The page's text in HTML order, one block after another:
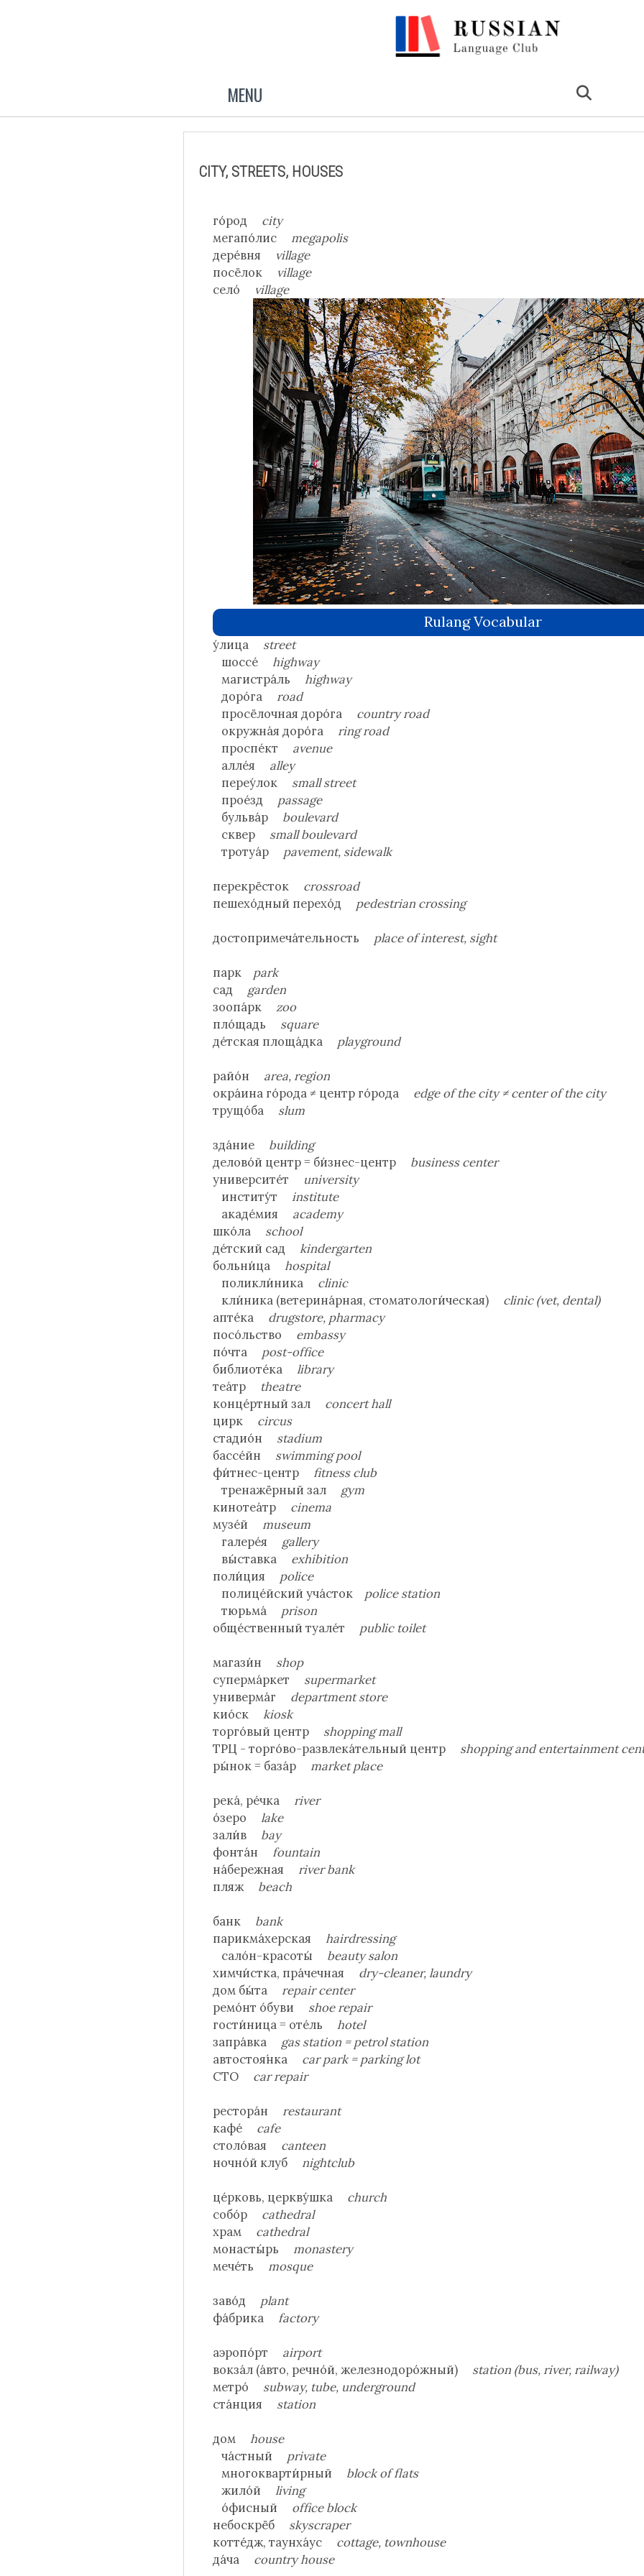
MENU
CITY, STREETS, HOUSES
го́род city
мегапо́лис megapolis
дере́вня village
посёлок village
село́ village
Rulang Vocabular
у́лица street
шоссе́highway
магистра́льhighway
доро́га road
просёлочная доро́га country road
окружна́я доро́га ring road
проспе́кт avenue
алле́я alley
переу́лок small street
прое́зд passage
бульва́р
boulevard
сквер small boulevard
тротуа́р pavement, sidewalk
перекрёсток crossroad
пешехо́дный перехо́д pedestrian crossing
достопримеча́тельность place of interest, sight
парк park
сад garden
зоопа́ркzoo
пло́щадь square
де́тская площа́дка playground
райо́н area, region
окра́ина го́рода ≠ центр го́рода edge of the city ≠ center of the city
трущо́ба slum
зда́ние building
делово́й центр = би́знес-центр
business center
университе́т university
институ́т institute
акаде́мия academy
шко́ла school
де́тский садkindergarten
больни́цаhospital
поликли́ника clinic
кли́ника (ветерина́рная, стоматологи́ческая) clinic (vet, dental)
апте́ка drugstore, pharmacy
посо́льство embassy
по́чта post-office
библиоте́каlibrary
теа́тр theatre
конце́ртный зал concert hall
цирк circus
стадио́н stadium
бассе́йн swimming pool
фи́тнес-центр fitness club
тренажёрный зал gym
кинотеа́тр cinema
музе́й museum
галере́я gallery
вы́ставка exhibition
поли́ция police
полице́йский уча́сток police station
тюрьма́ prison
обще́ственный туале́т public toilet
магази́н shop
суперма́ркет supermarket
универма́г department store
кио́скkiosk
торго́вый центр shopping mall
ТРЦ - торго́во-развлека́тельный центр
shopping and entertainment
ры́нок = база́р
market place
река́, ре́чка river
о́зероlake
зали́в bay
фонта́н fountain
на́бережная river bank
пляж beach
банк bank
парикма́херскаяhairdressing
сало́н-красоты́ beauty salon
химчи́стка, пра́чечная dry-cleaner,laundry
дом бы́та repair center
ремо́нт о́буви shoe repair
гости́ница = оте́льhotel
запра́вка
gas station = petrol station
автостоя́нка car park = parking lot
СТО car repair
рестора́н restaurant
кафе́ cafe
столо́вая canteen
ночно́й клуб nightclub
це́рковь, церкву́шка church
собо́р cathedral
храм cathedral
монасты́рь monastery
мече́ть mosque
заво́д plant
фа́брика factory
аэропо́рт airport
вокза́л (а́вто, речно́й, железнодоро́жный)
station (bus, river, railway)
метро́
subway, tube, underground
ста́нция station
домhouse
ча́стный private
многокварти́рный block of flats
жило́йliving
о́фисный office block
небоскрёб skyscraper
котте́дж, таунха́ус
cottage, townhouse
да́ча country house